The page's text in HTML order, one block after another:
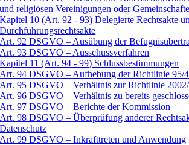
und religiösen Vereinigungen oder
Kapitel 10 (Art. 92 - 93) Delegierte Rechtsakte
Durchführungsrechtsakte
Art. 92 DSGVO – Ausübung der
Art. 93 DSGVO – Ausschussverfahren
Kapitel 11 (Art. 94 - 99) Schlussbestimmungen
Art. 94 DSGVO – Aufhebung der Richtlinie 95/
Art. 95 DSGVO – Verhältnis zur Richtlinie
Art. 96 DSGVO – Verhältnis zu bereits
Art. 97 DSGVO – Berichte der Kommission
Art. 98 DSGVO – Überprüfung anderer
Datenschutz
Art. 99 DSGVO – Inkrafttreten und Anwendung